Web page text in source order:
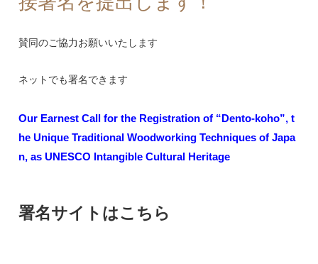
賛同のご協力お願いいたします
ネットでも署名できます
Our Earnest Call for the Registration of “Dento-koho”, t
he Unique Traditional Woodworking Techniques of Japa
n, as UNESCO Intangible Cultural Heritage
署名サイトはこちら